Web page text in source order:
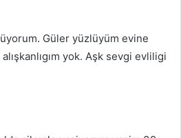
Güler yüzlüyüm evine
yok. Aşk sevgi evliligi